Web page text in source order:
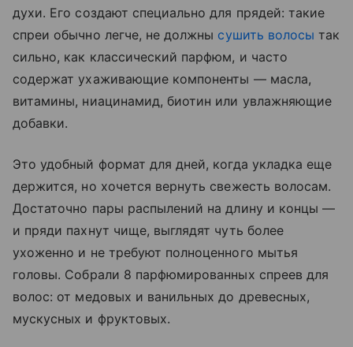
духи. Его создают специально для прядей: такие
спреи обычно легче, не должны сушить волосы так
сильно, как классический парфюм, и часто
содержат ухаживающие компоненты — масла,
витамины, ниацинамид, биотин или увлажняющие
добавки.
Это удобный формат для дней, когда укладка еще
держится, но хочется вернуть свежесть волосам.
Достаточно пары распылений на длину и концы —
и пряди пахнут чище, выглядят чуть более
ухоженно и не требуют полноценного мытья
головы. Собрали 8 парфюмированных спреев для
волос: от медовых и ванильных до древесных,
мускусных и фруктовых.